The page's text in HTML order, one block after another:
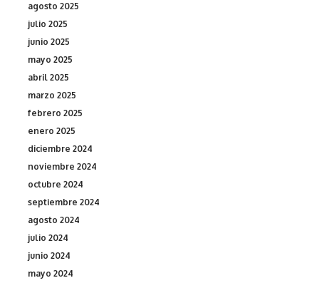
agosto 2025
julio 2025
junio 2025
mayo 2025
abril 2025
marzo 2025
febrero 2025
enero 2025
diciembre 2024
noviembre 2024
octubre 2024
septiembre 2024
agosto 2024
julio 2024
junio 2024
mayo 2024